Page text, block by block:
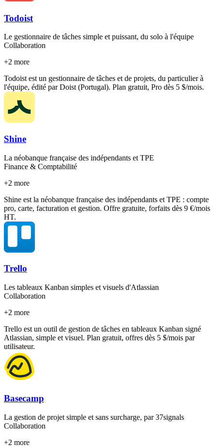
Todoist
Le gestionnaire de tâches simple et puissant, du solo à l'équipe
Collaboration
+2 more
Todoist est un gestionnaire de tâches et de projets, du particulier à
l'équipe, édité par Doist (Portugal). Plan gratuit, Pro dès 5 $/mois.
Shine
La néobanque française des indépendants et TPE
Finance & Comptabilité
+2 more
Shine est la néobanque française des indépendants et TPE : compte
pro, carte, facturation et gestion. Offre gratuite, forfaits dès 9 €/mois
HT.
Trello
Les tableaux Kanban simples et visuels d'Atlassian
Collaboration
+2 more
Trello est un outil de gestion de tâches en tableaux Kanban signé
Atlassian, simple et visuel. Plan gratuit, offres dès 5 $/mois par
utilisateur.
Basecamp
La gestion de projet simple et sans surcharge, par 37signals
Collaboration
+2 more